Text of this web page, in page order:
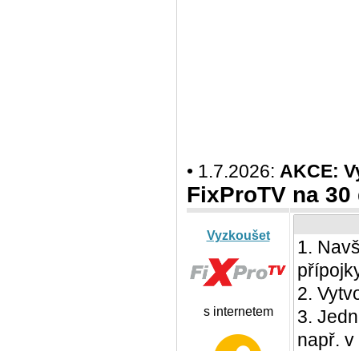
• 1.7.2026: AKCE:
FixProTV na 30
Vyzkoušet
s internetem
1.
2.
3.
např.